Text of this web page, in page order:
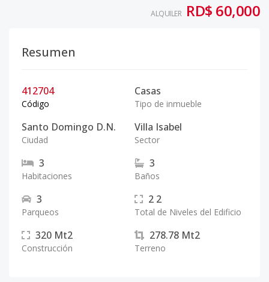
ALQUILER RD$ 60,000
Resumen
412704
Código
Casas
Tipo de inmueble
Santo Domingo D.N.
Ciudad
Villa Isabel
Sector
3
Habitaciones
3
Baños
3
Parqueos
2 2
Total de Niveles del Edificio
320 Mt2
Construcción
278.78 Mt2
Terreno